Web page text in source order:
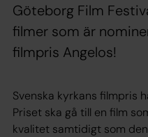
Göteborg Film
filmer som är
filmpris Angelos!
Svenska kyrkans filmpris
Priset ska gå till en film
kvalitet samtidigt som